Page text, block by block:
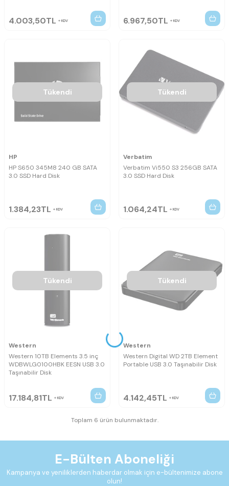
4.003,50TL KDV 6.967,50TL KDV
Tükendi
HP
HP S650 345M8 240 GB SATA
3.0 SSD Hard Disk
1.384,23TL KDV
Tükendi
Verbatim
Verbatim Vi550 S3 256GB SATA
3.0 SSD Hard Disk
1.064,24TL KDV
Tükendi
Western
Western 10TB Elements 3.5 inç
WDBWLG0100HBK EESN USB 3.0
Taşınabilir Disk
17.184,81TL KDV
Tükendi
Western
Western Digital WD 2TB Element
Portable USB 3.0 Taşınabilir Disk
4.142,45TL KDV
Toplam 6 ürün bulunmaktadır.
E-Bülten Aboneliği
Kampanya ve yeniliklerden haberdar olmak için e-bültenimize abone
olun!